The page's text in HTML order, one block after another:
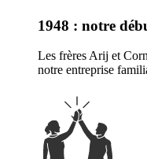
1948 : notre
Les frères Arij et
notre entreprise